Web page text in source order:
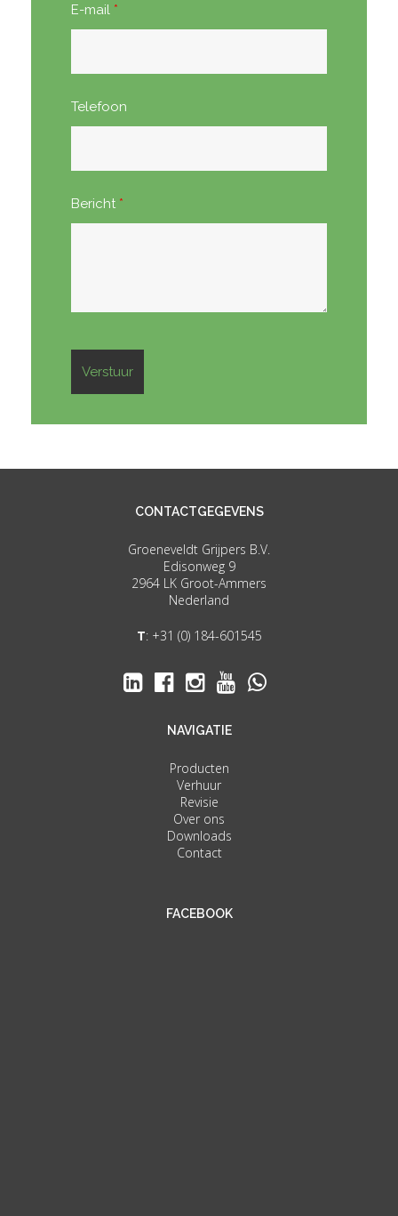
E-mail *
Telefoon
Bericht *
CONTACTGEGEVENS
Groeneveldt Grijpers B.V.
Edisonweg 9
2964 LK Groot-Ammers
Nederland
T: +31 (0) 184-601545
NAVIGATIE
Producten
Verhuur
Revisie
Over ons
Downloads
Contact
FACEBOOK